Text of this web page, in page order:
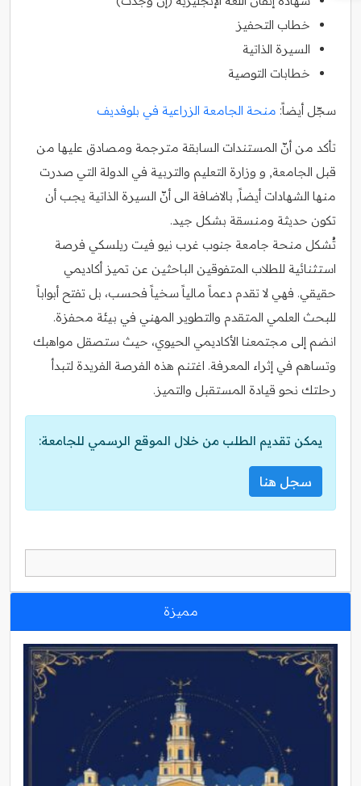
خطاب التحفيز
السيرة الذاتية
خطابات التوصية
سجّل أيضاً: منحة الجامعة الزراعية في بلوفديف
تأكد من أنّ المستندات السابقة مترجمة ومصادق عليها من
قبل الجامعة, و وزارة التعليم والتربية في الدولة التي صدرت
منها الشهادات أيضاً, بالاضافة الى أنّ السيرة الذاتية يجب أن
تكون حديثة ومنسقة بشكل جيد.
تُشكل منحة جامعة جنوب غرب نيو فيت ريلسكي فرصة
استثنائية للطلاب المتفوقين الباحثين عن تميز أكاديمي
حقيقي. فهي لا تقدم دعماً مالياً سخياً فحسب، بل تفتح أبواباً
للبحث العلمي المتقدم والتطوير المهني في بيئة محفزة.
انضم إلى مجتمعنا الأكاديمي الحيوي، حيث ستصقل مواهبك
وتساهم في إثراء المعرفة. اغتنم هذه الفرصة الفريدة لتبدأ
رحلتك نحو قيادة المستقبل والتميز.
يمكن تقديم الطلب من خلال الموقع الرسمي للجامعة:
سجل هنا
مميزة